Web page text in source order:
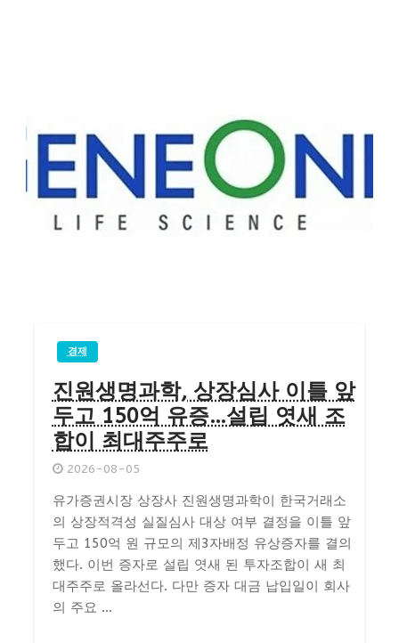
경제
진원생명과학, 상장심사 이틀 앞
두고 150억 유증…설립 엿새 조
합이 최대주주로
2026-08-05
유가증권시장 상장사 진원생명과학이 한국거래소
의 상장적격성 실질심사 대상 여부 결정을 이틀 앞
두고 150억 원 규모의 제3자배정 유상증자를 결의
했다. 이번 증자로 설립 엿새 된 투자조합이 새 최
대주주로 올라선다. 다만 증자 대금 납입일이 회사
의 주요 ...